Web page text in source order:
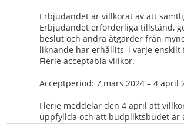
Erbjudandet är villkorat av att
Erbjudandet erforderliga tillstånd,
beslut och andra åtgärder från
liknande har erhållits, i varje enskilt
Flerie acceptabla villkor.
Acceptperiod: 7 mars 2024 – 4 april
Flerie meddelar den 4 april att
uppfyllda och att budpliktsbudet är